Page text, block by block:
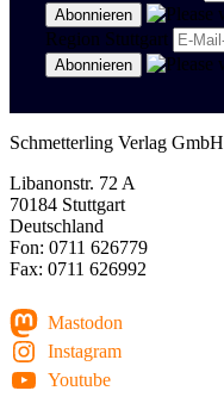
Region Stuttgart
Schmetterling Verlag GmbH
Libanonstr. 72 A
70184 Stuttgart
Deutschland
Fon: 0711 626779
Fax: 0711 626992
Mastodon
Instagram
Youtube